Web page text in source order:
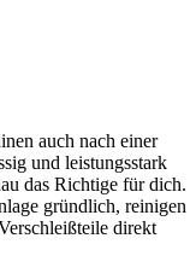
auch nach einer
und leistungsstark
das Richtige für dich.
gründlich, reinigen
direkt